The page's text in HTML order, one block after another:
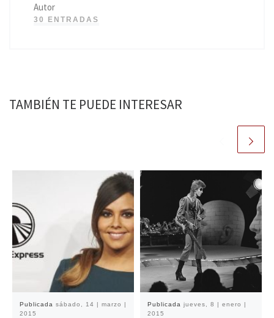
Autor
30 ENTRADAS
TAMBIÉN TE PUEDE INTERESAR
Publicada sábado, 14 | marzo |
2015
Publicada jueves, 8 | enero |
2015